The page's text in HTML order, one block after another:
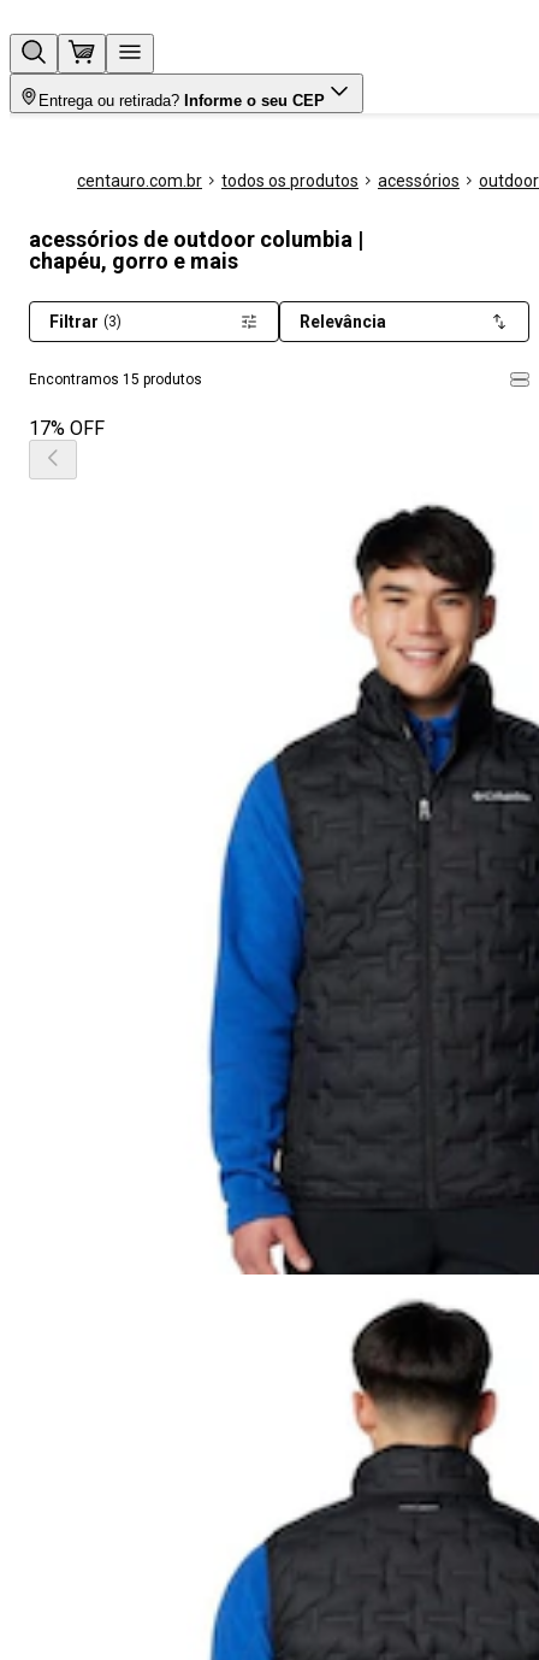
Entrega ou retirada? Informe o seu CEP
centauro.com.br todos os produtos acessórios outdoor
acessórios de outdoor columbia |
chapéu, gorro e mais
Encontramos 15 produtos
Filtrar (3) Relevância
17% OFF